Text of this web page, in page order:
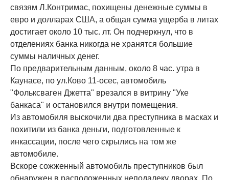
связям Л.Контримас, похищены денежные суммы в
евро и долларах США, а общая сумма ущерба в литах
достигает около 10 тыс. лт. Он подчеркнул, что в
отделениях банка никогда не хранятся большие
суммы наличных денег.
По предварительным данным, около 8 час. утра в
Каунасе, по ул.Ково 11-осес, автомобиль
"Фольксваген Джетта" врезался в витрину "Уке
банкаса" и остановился внутри помещения.
Из автомобиля выскочили два преступника в масках и
похитили из банка деньги, подготовленные к
инкассации, после чего скрылись на том же
автомобиле.
Вскоре сожженный автомобиль преступников был
обнаружен в расположенных неподалеку дворах. По